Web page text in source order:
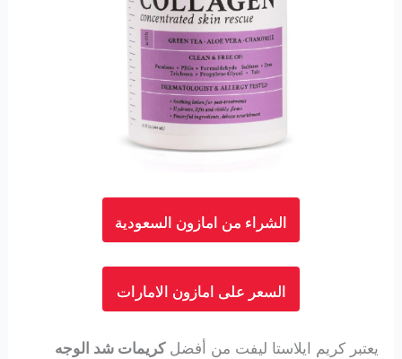
الشراء من امازون السعودية
السعر على امازون الامارات
يعتبر كريم ايلاستا ليفت من أفضل كريمات شد الوجه